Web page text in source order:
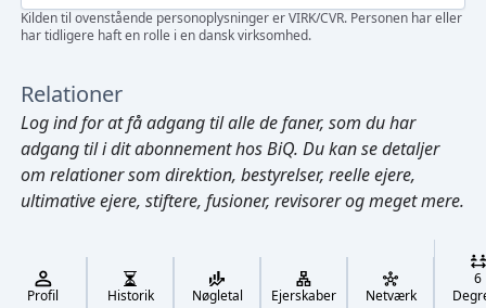
Cmd/Ctrl + K
Kilden til ovenstående personoplysninger er VIRK/CVR. Personen har eller
har tidligere haft en rolle i en dansk virksomhed.
Relationer
Log indfor at få adgang til alle de faner, som du har
adgang til i dit abonnement hos BiQ. Du kan se detaljer
om relationer som direktion, bestyrelser, reelle ejere,
ultimative ejere, stiftere, fusioner, revisorer og meget mere.
Profil Historik Nøgletal Ejerskaber Netværk
6